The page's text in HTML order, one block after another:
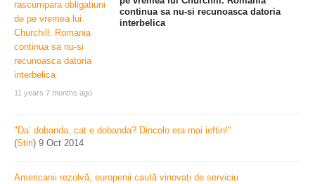
11 years 7 months ago
continua sa nu-si recunoasca datoria
interbelica
"Da’ dobanda, cat e dobanda? Dincolo era mai ieftin!"
(Stiri) 9 Oct 2014
Americanii rezolvă, europenii caută vinovați de serviciu